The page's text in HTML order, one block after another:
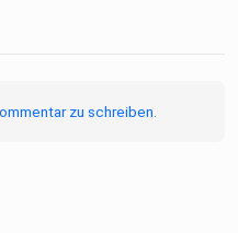
zu schreiben.